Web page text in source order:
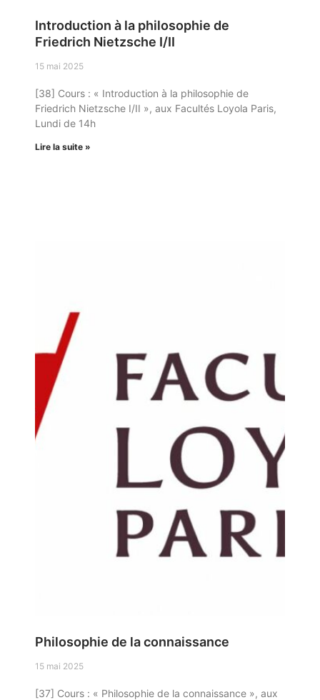
Introduction à la philosophie de
Friedrich Nietzsche I/II
15 mai 2025
[38] Cours : « Introduction à la philosophie de
Friedrich Nietzsche I/II », aux Facultés Loyola Paris,
Lundi de 14h
Lire la suite »
Philosophie de la connaissance
15 mai 2025
[37] Cours : « Philosophie de la connaissance », aux